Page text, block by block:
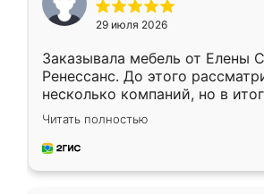
29 июля 2026
Заказывала мебель от Елены
Ренессанс. До этого
несколько компаний, но в
эту. Сначала обговорили
приехал замерщик, всё
и снял размеры. Изготовили в
Читать полностью